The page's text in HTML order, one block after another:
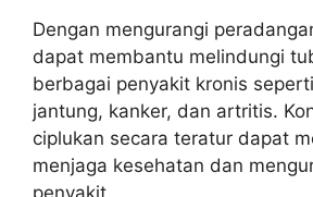
Dengan mengurangi
dapat membantu melindungi
berbagai penyakit kronis
jantung, kanker, dan artritis.
ciplukan secara teratur dapat
menjaga kesehatan dan
penyakit.